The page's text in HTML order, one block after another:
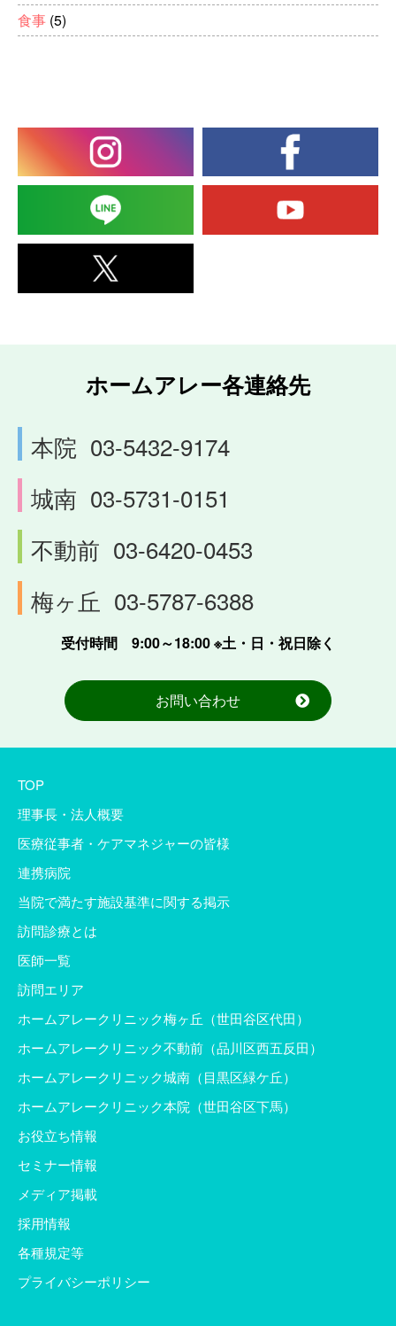
食事 (5)
ホームアレー各連絡先
本院 03-5432-9174
城南 03-5731-0151
不動前 03-6420-0453
梅ヶ丘 03-5787-6388
受付時間 9:00～18:00 ※土・日・祝日除く
お問い合わせ
TOP
理事長・法人概要
医療従事者・ケアマネジャーの皆様
連携病院
当院で満たす施設基準に関する掲示
訪問診療とは
医師一覧
訪問エリア
ホームアレークリニック梅ヶ丘（世田谷区代田）
ホームアレークリニック不動前（品川区西五反田）
ホームアレークリニック城南（目黒区緑ケ丘）
ホームアレークリニック本院（世田谷区下馬）
お役立ち情報
セミナー情報
メディア掲載
採用情報
各種規定等
プライバシーポリシー